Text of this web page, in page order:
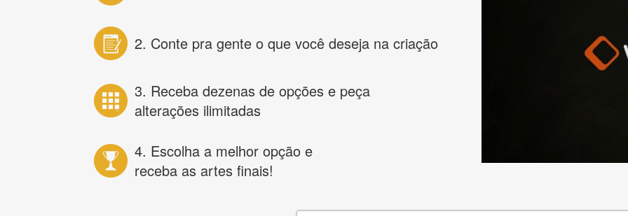
2. Conte pra gente o que você deseja na criação
3. Receba dezenas de opções e peça
alterações ilimitadas
4. Escolha a melhor opção e
receba as artes finais!